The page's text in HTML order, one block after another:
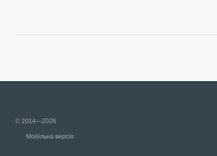
© 2014—2026
Мобільна версія